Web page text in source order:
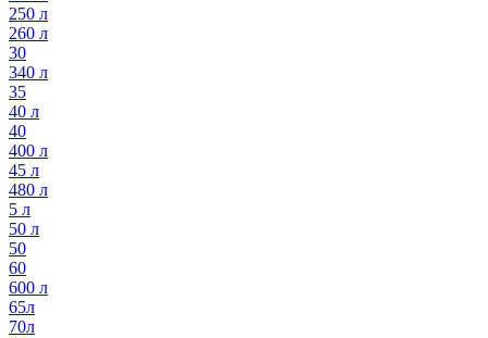
250 л
260 л
30
340 л
35
40 л
40
400 л
45 л
480 л
5 л
50 л
50
60
600 л
65л
70л